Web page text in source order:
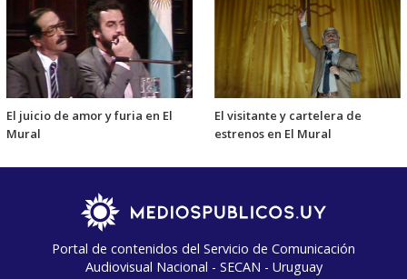
El juicio de amor y furia en El
Mural
El visitante y cartelera de
estrenos en El Mural
Portal de contenidos del Servicio de Comunicación
Audiovisual Nacional - SECAN - Uruguay